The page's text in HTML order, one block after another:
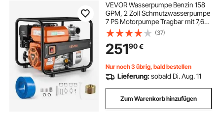
VEVOR Wasserpumpe Benzin 158
GPM, 2 Zoll Schmutzwasserpumpe
7 PS Motorpumpe Tragbar mit 7,62
m Förderschlauch &
Gusseisenlaufrad
Wasserförderpumpe für
Bewässerung Entwässerung
Baustellen Teiche
(37)
25190€
Nur noch 3 übrig, bald bestellen
Lieferung:sobald Di. Aug. 11
Zum Warenkorb hinzufügen